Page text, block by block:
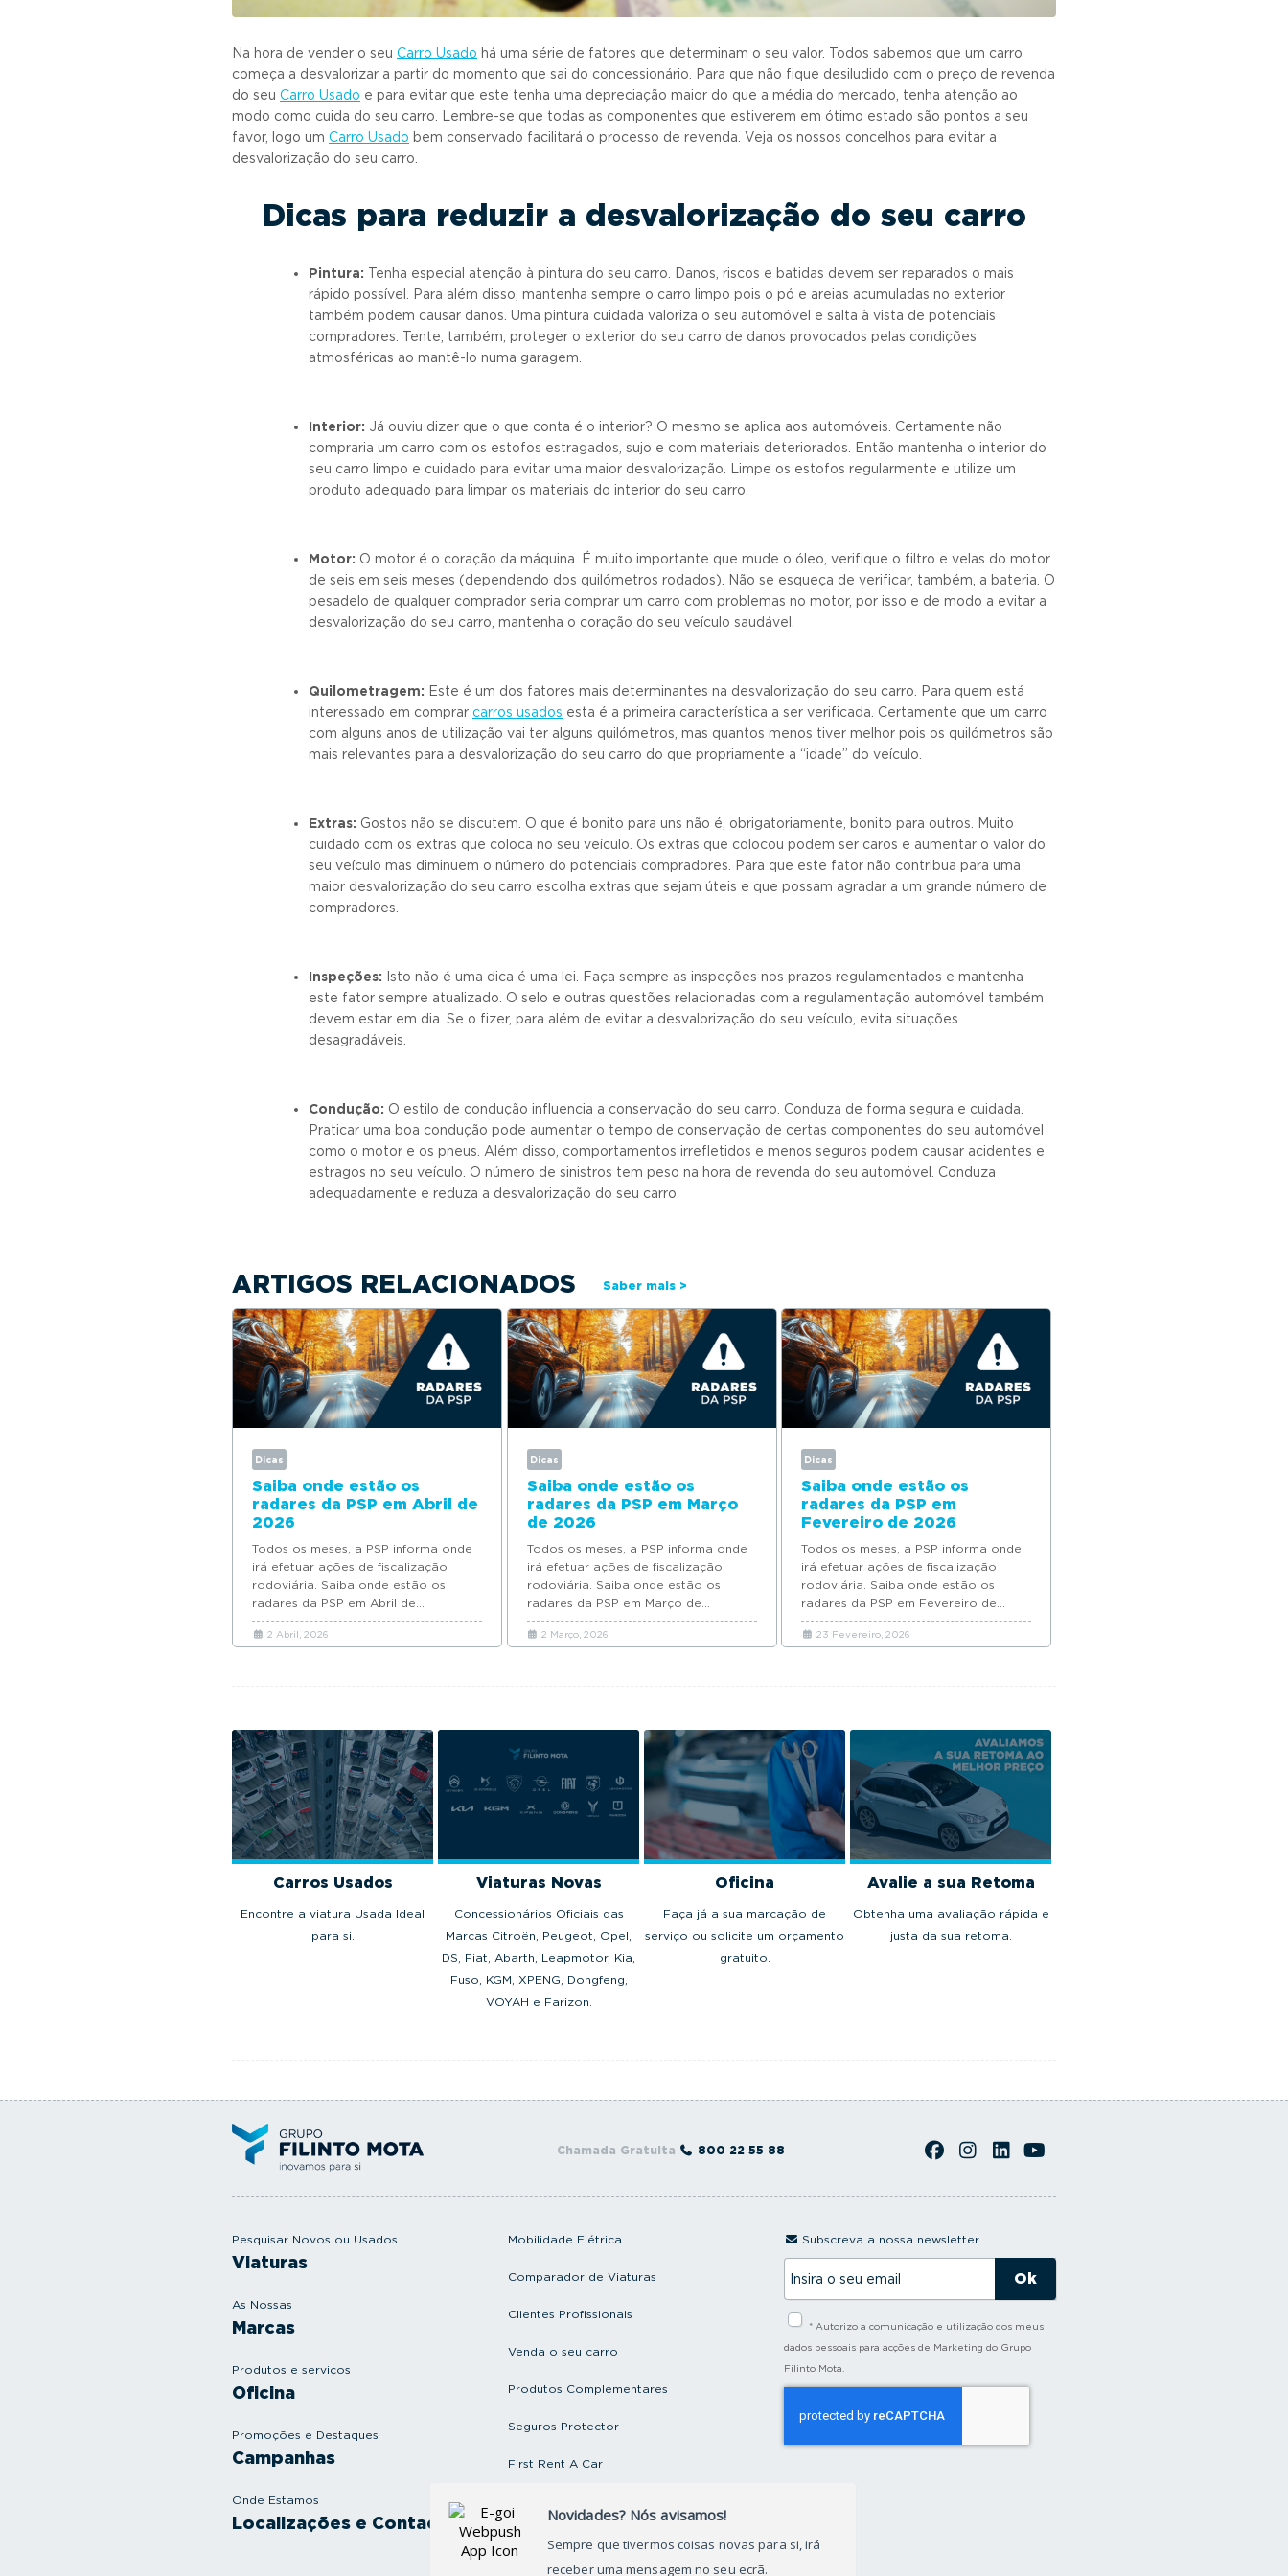
Na hora de vender o seu Carro Usado há uma série de fatores que determinam o seu valor. Todos sabemos que um carro
começa a desvalorizar a partir do momento que sai do concessionário. Para que não fique desiludido com o preço de revenda
do seu Carro Usado e para evitar que este tenha uma depreciação maior do que a média do mercado, tenha atenção ao
modo como cuida do seu carro. Lembre-se que todas as componentes que estiverem em ótimo estado são pontos a seu
favor, logo um Carro Usado bem conservado facilitará o processo de revenda. Veja os nossos concelhos para evitar a
desvalorização do seu carro.
Dicas para reduzir a desvalorização do seu carro
Pintura: Tenha especial atenção à pintura do seu carro. Danos, riscos e batidas devem ser reparados o mais
rápido possível. Para além disso, mantenha sempre o carro limpo pois o pó e areias acumuladas no exterior
também podem causar danos. Uma pintura cuidada valoriza o seu automóvel e salta à vista de potenciais
compradores. Tente, também, proteger o exterior do seu carro de danos provocados pelas condições
atmosféricas ao mantê-lo numa garagem.
Interior: Já ouviu dizer que o que conta é o interior? O mesmo se aplica aos automóveis. Certamente não
compraria um carro com os estofos estragados, sujo e com materiais deteriorados. Então mantenha o interior do
seu carro limpo e cuidado para evitar uma maior desvalorização. Limpe os estofos regularmente e utilize um
produto adequado para limpar os materiais do interior do seu carro.
Motor: O motor é o coração da máquina. É muito importante que mude o óleo, verifique o filtro e velas do motor
de seis em seis meses (dependendo dos quilómetros rodados). Não se esqueça de verificar, também, a bateria. O
pesadelo de qualquer comprador seria comprar um carro com problemas no motor, por isso e de modo a evitar a
desvalorização do seu carro, mantenha o coração do seu veículo saudável.
Quilometragem: Este é um dos fatores mais determinantes na desvalorização do seu carro. Para quem está
interessado em comprar carros usados esta é a primeira característica a ser verificada. Certamente que um carro
com alguns anos de utilização vai ter alguns quilómetros, mas quantos menos tiver melhor pois os quilómetros são
mais relevantes para a desvalorização do seu carro do que propriamente a “idade” do veículo.
Extras: Gostos não se discutem. O que é bonito para uns não é, obrigatoriamente, bonito para outros. Muito
cuidado com os extras que coloca no seu veículo. Os extras que colocou podem ser caros e aumentar o valor do
seu veículo mas diminuem o número do potenciais compradores. Para que este fator não contribua para uma
maior desvalorização do seu carro escolha extras que sejam úteis e que possam agradar a um grande número de
compradores.
Inspeções: Isto não é uma dica é uma lei. Faça sempre as inspeções nos prazos regulamentados e mantenha
este fator sempre atualizado. O selo e outras questões relacionadas com a regulamentação automóvel também
devem estar em dia. Se o fizer, para além de evitar a desvalorização do seu veículo, evita situações
desagradáveis.
Condução: O estilo de condução influencia a conservação do seu carro. Conduza de forma segura e cuidada.
Praticar uma boa condução pode aumentar o tempo de conservação de certas componentes do seu automóvel
como o motor e os pneus. Além disso, comportamentos irrefletidos e menos seguros podem causar acidentes e
estragos no seu veículo. O número de sinistros tem peso na hora de revenda do seu automóvel. Conduza
adequadamente e reduza a desvalorização do seu carro.
ARTIGOS RELACIONADOS Saber mais >
Dicas
Saiba onde estão os
radares da PSP em Abril de
2026
Todos os meses, a PSP informa onde
irá efetuar ações de fiscalização
rodoviária. Saiba onde estão os
radares da PSP em Abril de...
2 Abril, 2026
Dicas
Saiba onde estão os
radares da PSP em Março
de 2026
Todos os meses, a PSP informa onde
irá efetuar ações de fiscalização
rodoviária. Saiba onde estão os
radares da PSP em Março de...
2 Março, 2026
Dicas
Saiba onde estão os
radares da PSP em
Fevereiro de 2026
Todos os meses, a PSP informa onde
irá efetuar ações de fiscalização
rodoviária. Saiba onde estão os
radares da PSP em Fevereiro de...
23 Fevereiro, 2026
Carros Usados
Encontre a viatura Usada Ideal
para si.
Viaturas Novas
Concessionários Oficiais das
Marcas Citroën, Peugeot, Opel,
DS, Fiat, Abarth, Leapmotor, Kia,
Fuso, KGM, XPENG, Dongfeng,
VOYAH e Farizon.
Oficina
Faça já a sua marcação de
serviço ou solicite um orçamento
gratuito.
Avalie a sua Retoma
Obtenha uma avaliação rápida e
justa da sua retoma.
Chamada Gratuita 800 22 55 88
Pesquisar Novos ou Usados
Viaturas
As Nossas
Marcas
Produtos e serviços
Oficina
Promoções e Destaques
Campanhas
Onde Estamos
Localizações e Contactos
Mobilidade Elétrica
Comparador de Viaturas
Clientes Profissionais
Venda o seu carro
Produtos Complementares
Seguros Protector
First Rent A Car
Recrutamento
Subscreva a nossa newsletter
s
r
a
s
e
a
* Autorizo a comunicação e utilização dos meus
dados pessoais para acções de Marketing do Grupo
Filinto Mota.